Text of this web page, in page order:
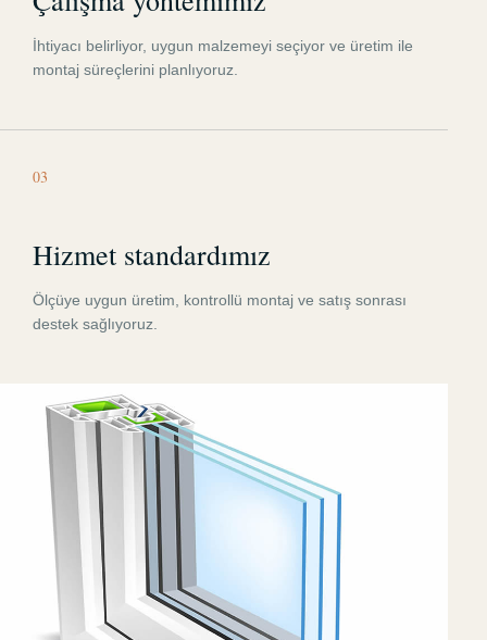
İhtiyacı belirliyor, uygun malzemeyi seçiyor ve üretim ile
montaj süreçlerini planlıyoruz.
03
Hizmet standardımız
Ölçüye uygun üretim, kontrollü montaj ve satış sonrası
destek sağlıyoruz.